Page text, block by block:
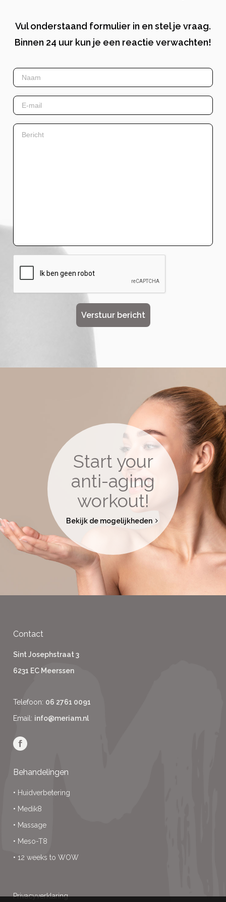
Vul onderstaand formulier in en stel je vraag.
Binnen 24 uur kun je een reactie verwachten!
Start your
anti-aging
workout!
Bekijk de mogelijkheden
Contact
Sint Josephstraat 3
6231 EC Meerssen
Telefoon: 06 2761 0091
Email: info@meriam.nl
Behandelingen
• Huidverbetering
• Medik8
• Massage
• Meso-T8
• 12 weeks to WOW
Privacyverklaring